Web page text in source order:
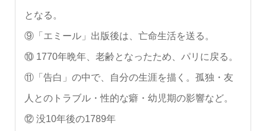
となる。
⑨「エミール」出版後は、亡命生活を送る。
⑩ 1770年晩年、老齢となったため、パリに戻る。
⑪「告白」の中で、自分の生涯を描く。孤独・友
人とのトラブル・性的な癖・幼児期の影響など。
⑫ 没10年後の1789年